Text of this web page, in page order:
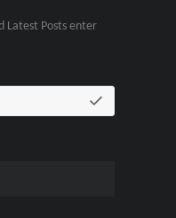
Latest Posts enter